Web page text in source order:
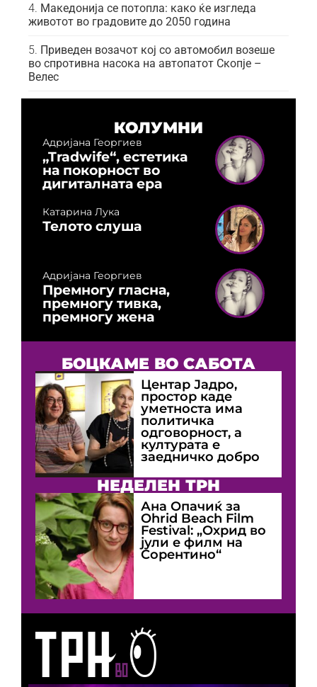
Македонија се потопла: како ќе изгледа
животот во градовите до 2050 година
Приведен возачот кој со автомобил возеше
во спротивна насока на автопатот Скопје –
Велес
КОЛУМНИ
Адријана Георгиев
„Tradwife“, естетика
на покорност во
дигиталната ера
Катарина Лука
Телото слуша
Адријана Георгиев
Премногу гласна,
премногу тивка,
премногу жена
БОЦКАМЕ ВО САБОТА
Центар Јадро,
простор каде
уметноста има
политичка
одговорност, а
културата е
заедничко добро
НЕДЕЛЕН ТРН
Ана Опачиќ за
Оhrid Beach Film
Festival: „Охрид во
јули е филм на
Сорентино“